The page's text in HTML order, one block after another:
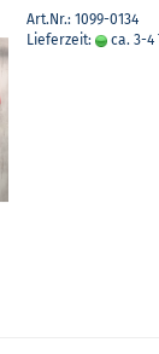
Art.Nr.: 1099-0134
Lieferzeit:
ca. 3-4